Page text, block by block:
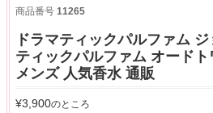
商品番号 11265
ドラマティックパルファム
ティックパルファム オードト
メンズ 人気香水 通販
¥3,900のところ